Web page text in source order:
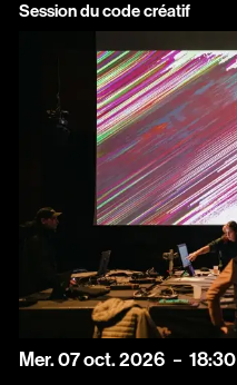
Session du code créatif
mercredi
Mer.07octobre
oct.2026 18:30